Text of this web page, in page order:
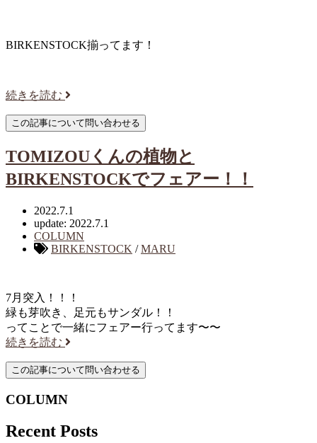
BIRKENSTOCK揃ってます！
続きを読む
TOMIZOUくんの植物と
BIRKENSTOCKでフェアー！！
2022.7.1
update: 2022.7.1
COLUMN
BIRKENSTOCK /MARU
7月突入！！！
緑も芽吹き、足元もサンダル！！
ってことで一緒にフェアー行ってます〜〜
続きを読む
COLUMN
Recent Posts